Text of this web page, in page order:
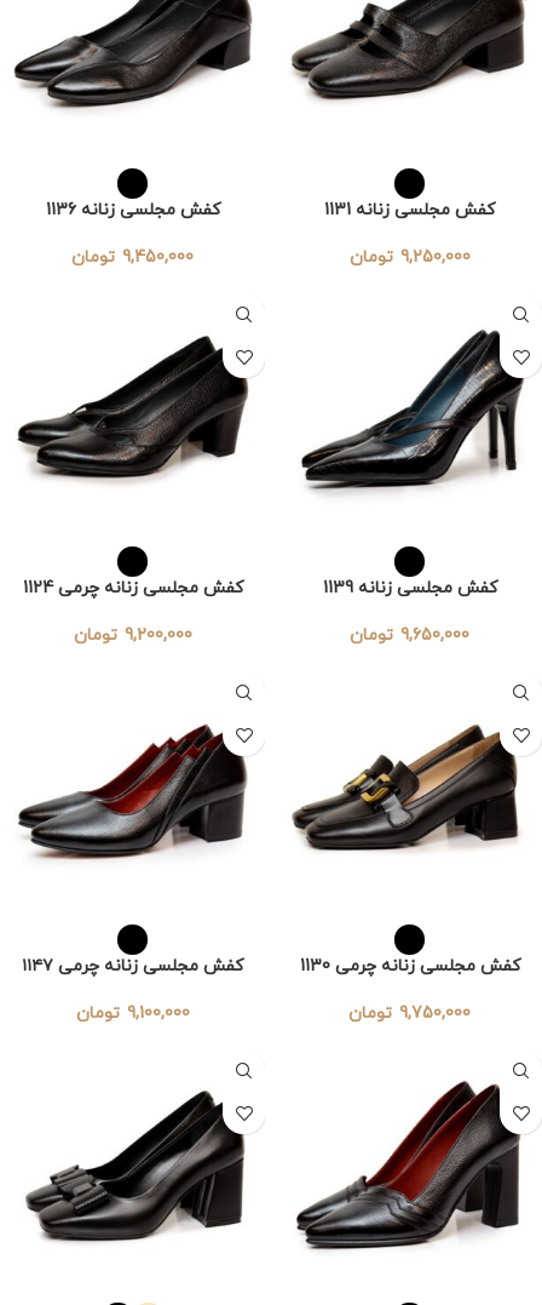
کفش مجلسی زنانه 1131
9,250,000 تومان
کفش مجلسی زنانه 1136
9,450,000 تومان
کفش مجلسی زنانه 1139
9,650,000 تومان
کفش مجلسی زنانه چرمی 1124
9,200,000 تومان
کفش مجلسی زنانه چرمی 1130
9,750,000 تومان
کفش مجلسی زنانه چرمی ۱۱۴۷
9,100,000 تومان